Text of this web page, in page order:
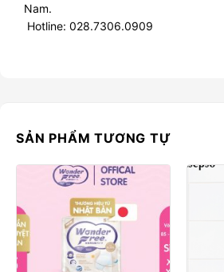
Nam.
Hotline: 028.7306.0909
SẢN PHẨM TƯƠNG TỰ